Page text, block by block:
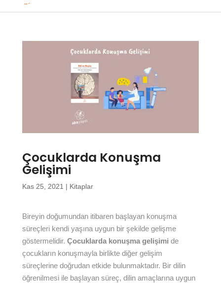
Çocuklarda Konuşma
Gelişimi
Kas 25, 2021 | Kitaplar
Bireyin doğumundan itibaren başlayan konuşma
süreçleri kendi yaşına uygun bir şekilde gelişme
göstermelidir. Çocuklarda konuşma gelişimi de
çocukların konuşmayla birlikte diğer gelişim
süreçlerine doğrudan etkide bulunmaktadır. Bir dilin
öğrenilmesi ile başlayan süreç, dilin amaçlarına uygun